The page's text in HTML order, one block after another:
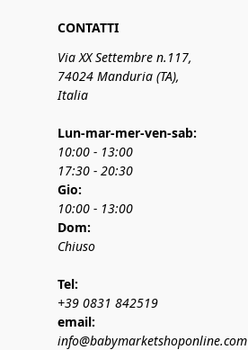
CONTATTI
Via XX Settembre n.117,
74024 Manduria (TA),
Italia
Lun-mar-mer-ven-sab:
10:00 - 13:00
17:30 - 20:30
Gio:
10:00 - 13:00
Dom:
Chiuso
Tel:
+39 0831 842519
email:
info@babymarketshoponline.com